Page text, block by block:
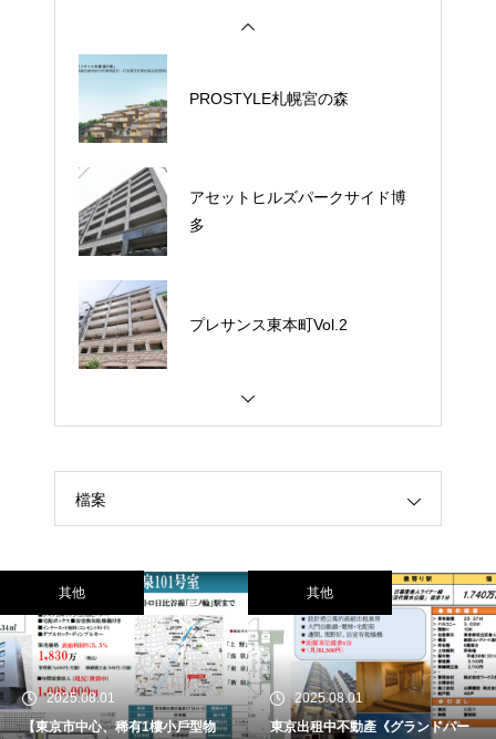
PROSTYLE札幌宮の森
アセットヒルズパークサイド博
多
プレサンス東本町Vol.2
檔案
其他
2025.08.01
【東京市中心、稀有1樓小戶型物
其他
2025.08.01
東京出租中不動產《グランドパー